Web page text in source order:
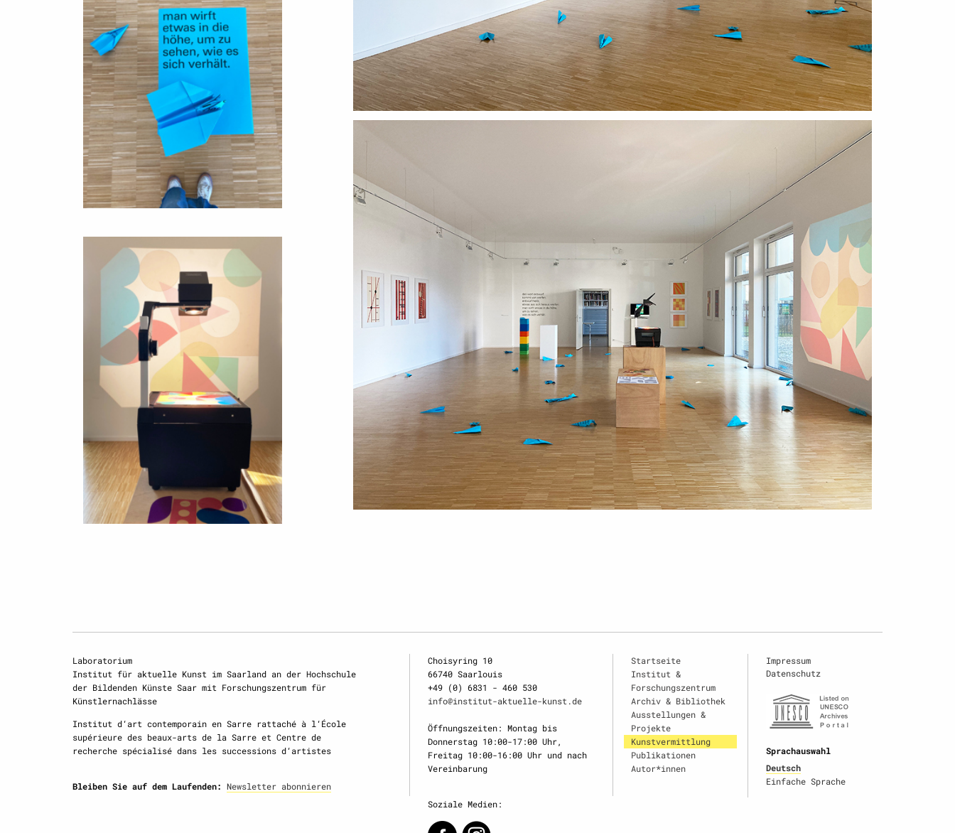
Laboratorium
Institut für aktuelle Kunst im Saarland an der Hochschule
der Bildenden Künste Saar mit Forschungszentrum für
Künstlernachlässe
Institut d‘art contemporain en Sarre rattaché à l‘École
supérieure des beaux-arts de la Sarre et Centre de
recherche spécialisé dans les successions d‘artistes
Bleiben Sie auf dem Laufenden: Newsletter abonnieren
Choisyring 10
66740 Saarlouis
+49 (0) 6831 - 460 530
info@institut-aktuelle-kunst.de
Öffnungszeiten: Montag bis
Donnerstag 10:00-17:00 Uhr,
Freitag 10:00-16:00 Uhr und nach
Vereinbarung
Soziale Medien:
Startseite
Institut &
Forschungszentrum
Archiv & Bibliothek
Ausstellungen &
Projekte
Kunstvermittlung
Publikationen
Autor*innen
Impressum
Datenschutz
Sprachauswahl
Deutsch
Einfache Sprache